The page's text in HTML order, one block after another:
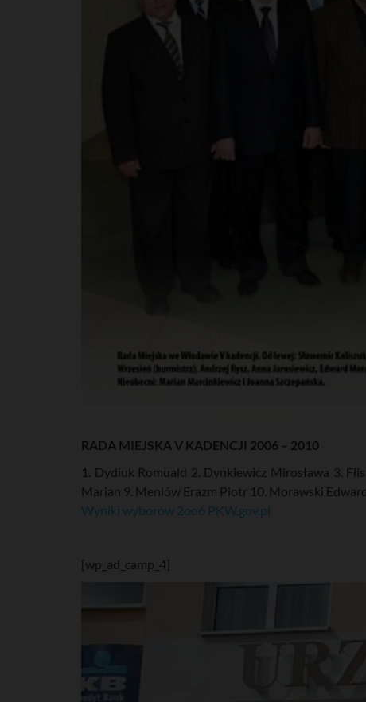
RADA MIEJSKA V KADENCJI 2006 – 2010
1. Dydiuk Romuald 2. Dynkiewicz Mirosława 3.
Marian 9. Meniów Erazm Piotr 10. Morawski
Wyniki wyborów 2oo6 PKW.gov.pl
[wp_ad_camp_4]